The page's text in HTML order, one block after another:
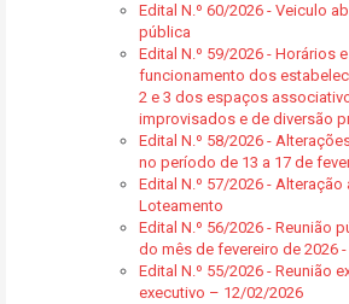
Edital N.º 60/2026 - Veiculo
pública
Edital N.º 59/2026 - Horários
funcionamento dos
2 e 3 dos espaços
improvisados e de diversão
Edital N.º 58/2026 -
no período de 13 a 17 de
Edital N.º 57/2026 - Alteração
Loteamento
Edital N.º 56/2026 - Reunião
do mês de fevereiro de 2026
Edital N.º 55/2026 - Reunião
executivo – 12/02/2026